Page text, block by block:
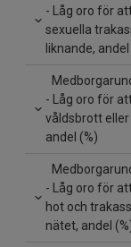
- Låg oro för
sexuella
liknande, andel
- Låg oro för
våldsbrott
andel (%)
- Låg oro för
hot och
nätet, andel